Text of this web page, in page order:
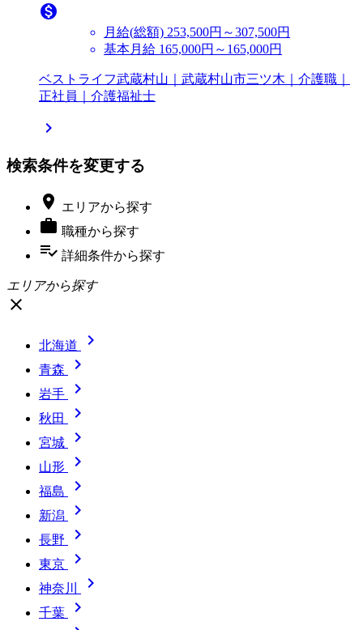

月給(総額) 253,500円～307,500円
基本月給 165,000円～165,000円
ベストライフ武蔵村山｜武蔵村山市三ツ木｜介護職｜
正社員｜介護福祉士

検索条件を変更する
 エリアから探す
 職種から探す
playlist_add_check 詳細条件から探す
エリアから探す
close
北海道 
青森 
岩手 
秋田 
宮城 
山形 
福島 
新潟 
長野 
東京 
神奈川 
千葉
